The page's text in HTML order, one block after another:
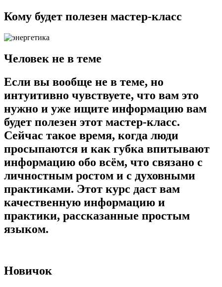
Кому будет полезен мастер-класс
Человек не в теме
Если вы вообще не в теме, но
интуитивно чувствуете, что вам это
нужно и уже ищите информацию вам
будет полезен этот мастер-класс.
Сейчас такое время, когда люди
просыпаются и как губка впитывают
информацию обо всём, что связано с
личностным ростом и с духовными
практиками. Этот курс даст вам
качественную информацию и
практики, рассказанные простым
языком.
Новичок